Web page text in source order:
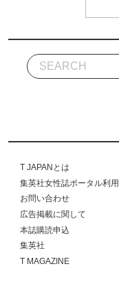
T JAPANとは
集英社女性誌ポータル利
お問い合わせ
広告掲載に関して
本誌購読申込
集英社
T MAGAZINE